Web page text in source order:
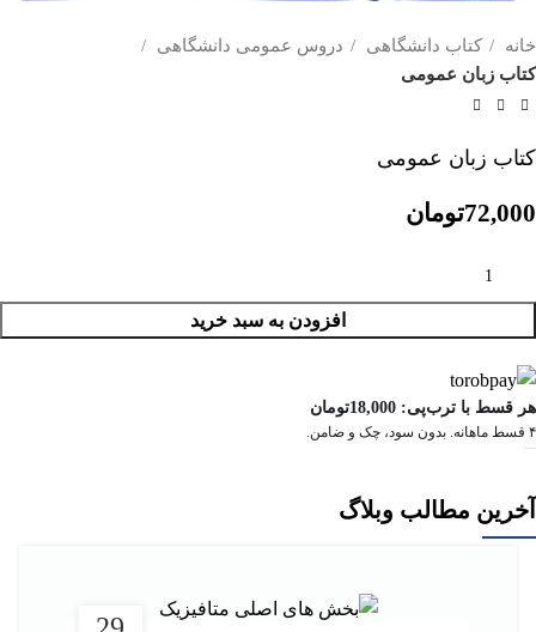
خانه کتاب دانشگاهی
دروس عمومی دانشگاهی
کتاب زبان عمومی
کتاب زبان عمومی
72,000تومان
افزودن به سبد خرید
هر قسط با ترب‌پی: 18,000تومان
۴ قسط ماهانه. بدون سود، چک و ضامن.
آخرین مطالب وبلاگ